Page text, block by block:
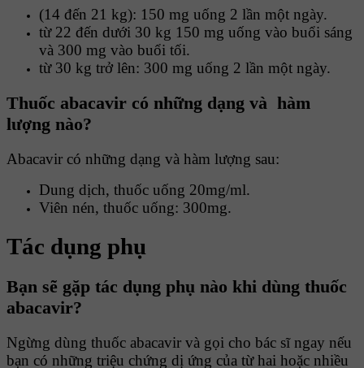
(14 đến 21 kg): 150 mg uống 2 lần một ngày.
từ 22 đến dưới 30 kg 150 mg uống vào buổi sáng
và 300 mg vào buổi tối.
từ 30 kg trở lên: 300 mg uống 2 lần một ngày.
Thuốc abacavir có những dạng và hàm
lượng nào?
Abacavir có những dạng và hàm lượng sau:
Dung dịch, thuốc uống 20mg/ml.
Viên nén, thuốc uống: 300mg.
Tác dụng phụ
Bạn sẽ gặp tác dụng phụ nào khi dùng thuốc
abacavir?
Ngừng dùng thuốc abacavir và gọi cho bác sĩ ngay nếu
bạn có những triệu chứng dị ứng của từ hai hoặc nhiều